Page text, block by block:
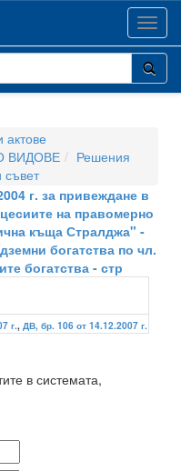
ВИДОВЕ
Решения
съвет
г. за привеждане в
на правомерно
къща Стралджа" -
богатства по чл.
богатства - стр
г., ДВ, бр. 106 от 14.12.2007 г.
в системата,